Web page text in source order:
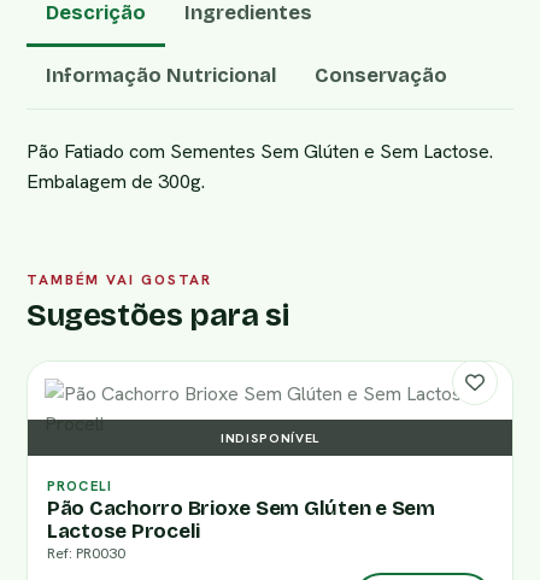
Descrição Ingredientes
Informação Nutricional Conservação
Pão Fatiado com Sementes Sem Glúten e Sem Lactose.
Embalagem de 300g.
TAMBÉM VAI GOSTAR
Sugestões para si
INDISPONÍVEL
PROCELI
Pão Cachorro Brioxe Sem Glúten e Sem
Lactose Proceli
Ref: PR0030